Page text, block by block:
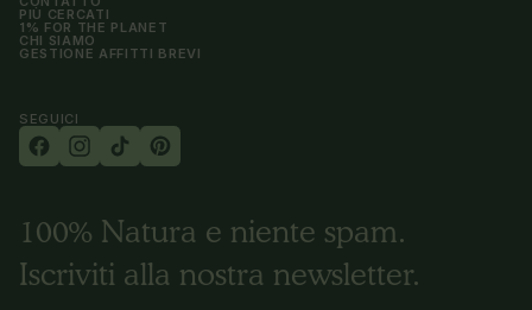
PIÙ CERCATI
1% FOR THE PLANET
CHI SIAMO
GESTIONE AFFITTI BREVI
SEGUICI
100% Natura e niente spam.
Iscriviti alla nostra newsletter.